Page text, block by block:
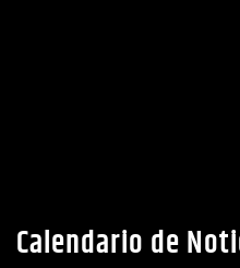
Calendario de